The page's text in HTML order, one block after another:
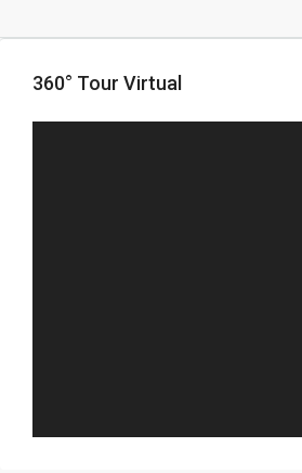
360° Tour Virtual